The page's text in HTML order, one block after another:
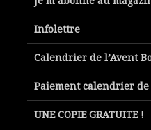
Infolettre
Calendrier de l’Avent
Paiement calendrier de
UNE COPIE GRATUITE !